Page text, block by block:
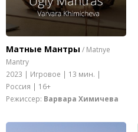
Матные Мантры / Matnye
Mantry
2023 | Игровое | 13 мин. |
Россия | 16+
Режиссер: Варвара Химичева